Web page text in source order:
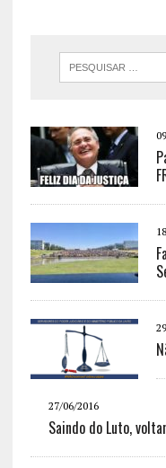
27/06/2016
Saindo do Luto,